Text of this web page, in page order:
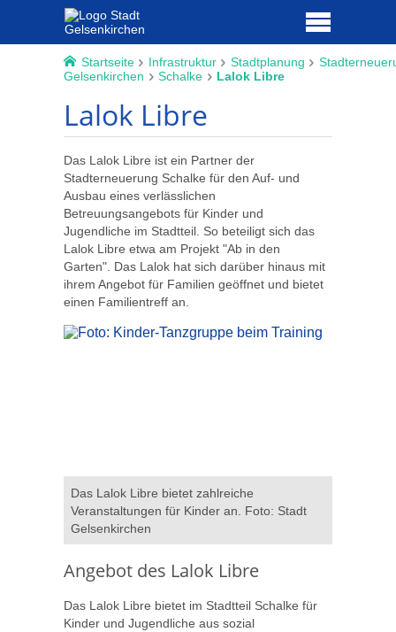
Startseite Infrastruktur Stadtplanung
Gelsenkirchen
Schalke Lalok Libre
Lalok Libre
Das Lalok Libre ist ein Partner der
Stadterneuerung Schalke für den Auf- und
Ausbau eines verlässlichen
Betreuungsangebots für Kinder und
Jugendliche im Stadtteil. So beteiligt sich das
Lalok Libre etwa am Projekt "Ab in den
Garten". Das Lalok hat sich darüber hinaus mit
ihrem Angebot für Familien geöffnet und bietet
einen Familientreff an.
Das Lalok Libre bietet zahlreiche
Veranstaltungen für Kinder an. Foto: Stadt
Gelsenkirchen
Angebot des Lalok Libre
Das Lalok Libre bietet im Stadtteil Schalke für
Kinder und Jugendliche aus sozial